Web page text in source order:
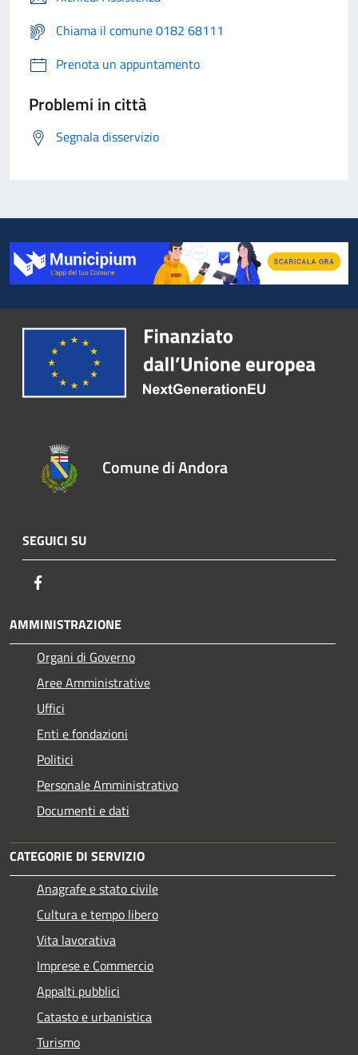
Chiama il comune 0182 68111
Prenota un appuntamento
Problemi in città
Segnala disservizio
Comune di Andora
SEGUICI SU
AMMINISTRAZIONE
Organi di Governo
Aree Amministrative
Uffici
Enti e fondazioni
Politici
Personale Amministrativo
Documenti e dati
CATEGORIE DI SERVIZIO
Anagrafe e stato civile
Cultura e tempo libero
Vita lavorativa
Imprese e Commercio
Appalti pubblici
Catasto e urbanistica
Turismo